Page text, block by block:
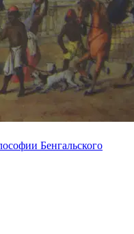
Бенгальского